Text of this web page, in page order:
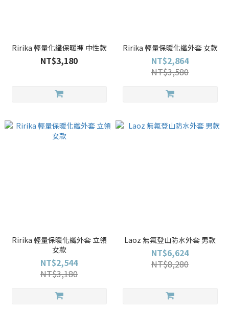
Ririka 輕量化纖保暖褲 中性款
NT$3,180
Ririka 輕量保暖化纖外套 女款
NT$2,864
NT$3,580
Ririka 輕量保暖化纖外套 立領
女款
NT$2,544
NT$3,180
Laoz 無氟登山防水外套 男款
NT$6,624
NT$8,280